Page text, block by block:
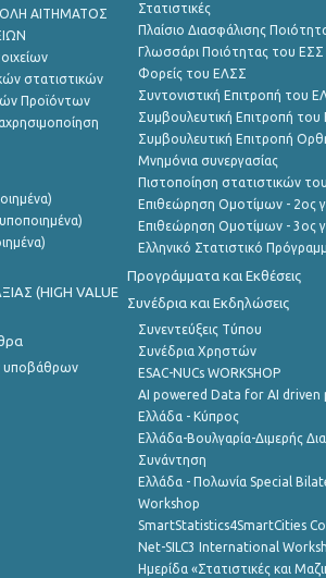
ΑΙΤΗΜΑΤΟΣ
στατιστικών
Προϊόντων
(HIGH VALUE
υποβάθρων
Στατιστικές
Πλαίσιο Διασφάλισης
Γλωσσάρι Ποιότητας του ΕΣΣ
Φορείς του ΕΛΣΣ
Συντονιστική Επιτροπή του
Συμβουλευτική Επιτροπή του
Συμβουλευτική Επιτροπή
Μνημόνια συνεργασίας
Πιστοποίηση στατιστικών
Επιθεώρηση Ομοτίμων - 2ος
Επιθεώρηση Ομοτίμων - 3ος
Ελληνικό Στατιστικό
Προγράμματα και Εκθέσεις
Συνέδρια και Εκδηλώσεις
Συνεντεύξεις Τύπου
Συνέδρια Χρηστών
ESAC-NUCs WORKSHOP
AI powered Data for AI driven
Ελλάδα - Κύπρος
Ελλάδα-Βουλγαρία-Διμερής
Συνάντηση
Ελλάδα - Πολωνία Special
Workshop
SmartStatistics4SmartCities
Net-SILC3 International
Ημερίδα «Στατιστικές και